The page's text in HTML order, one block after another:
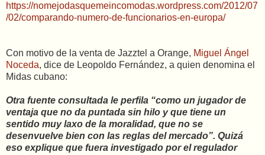
https://nomejodasquemeincomodas.wordpress.com/2012/07
/02/comparando-numero-de-funcionarios-en-europa/
Con motivo de la venta de Jazztel a Orange, Miguel Ángel
Noceda, dice de Leopoldo Fernández, a quien denomina el
Midas cubano:
Otra fuente consultada le perfila “como un jugador de
ventaja que no da puntada sin hilo y que tiene un
sentido muy laxo de la moralidad, que no se
desenvuelve bien con las reglas del mercado”. Quizá
eso explique que fuera investigado por el regulador